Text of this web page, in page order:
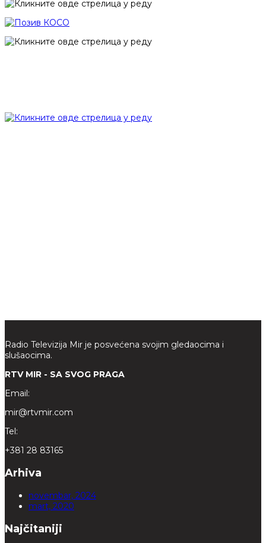
Radio Televizija Mir je posvećena svojim gledaocima i
slušaocima.
RTV MIR - SA SVOG PRAGA
Email:
mir@rtvmir.com
Tel:
+381 28 83165
Arhiva
novembar, 2024
mart, 2020
Najčitaniji